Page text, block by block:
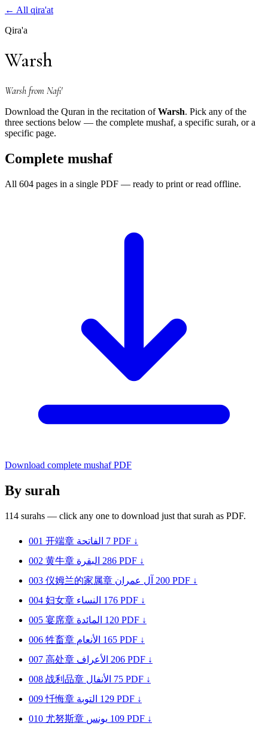
← All qira'at
Qira'a
Warsh
Warsh from Nafi'
Download the Quran in the recitation ofWarsh. Pick any of the
three sections below — the complete mushaf, a specific surah, or a
specific page.
Complete mushaf
All 604 pages in a single PDF — ready to print or read offline.
Download complete mushaf PDF
By surah
114 surahs — click any one to download just that surah as PDF.
001 开端章 الفاتحة 7 PDF ↓
002 黄牛章 البقرة 286 PDF ↓
003 仪姆兰的家属章 آل عمران 200 PDF ↓
004 妇女章 النساء 176 PDF ↓
005 宴席章 المائدة 120 PDF ↓
006 牲畜章 الأنعام 165 PDF ↓
007 高处章 الأعراف 206 PDF ↓
008 战利品章 الأنفال 75 PDF ↓
009忏悔章 التوبة 129 PDF ↓
010 尤努斯章 يونس 109 PDF ↓